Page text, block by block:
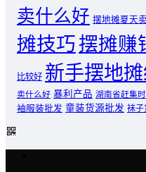
卖什么好 摆地摊夏天
摊技巧摆摊赚
比较好 新手摆地
卖什么好 暴利产品 湖南省赶集
袖服装批发 童装货源批发 袜子